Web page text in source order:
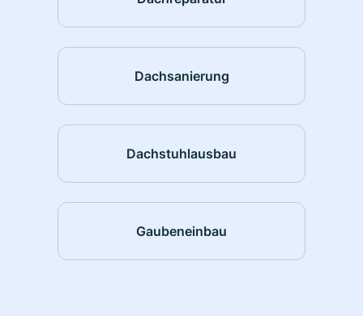
Dachsanierung
Dachstuhlausbau
Gaubeneinbau